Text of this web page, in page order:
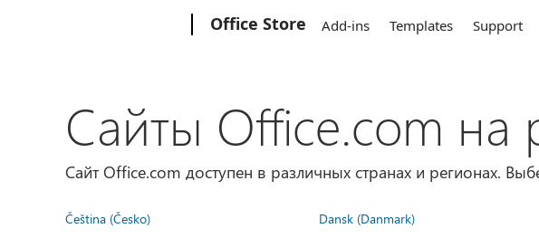
Office Store Add-ins Templates Support
Сайты Office.com на
Сайт Office.com доступен в различных странах и регионах.
Čeština (Česko) Dansk (Danmark)